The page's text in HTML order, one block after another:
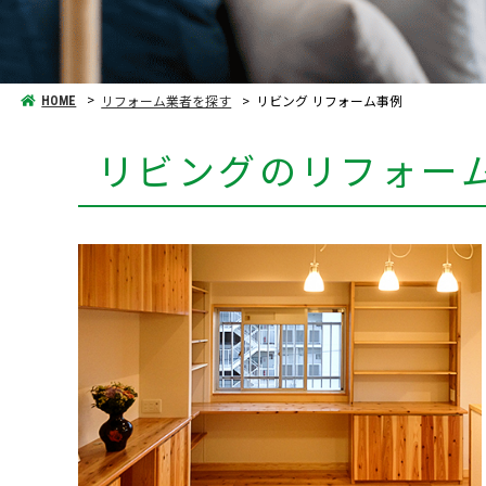
HOME リフォーム業者を探す リビング リフォーム事例
リビングのリフォー